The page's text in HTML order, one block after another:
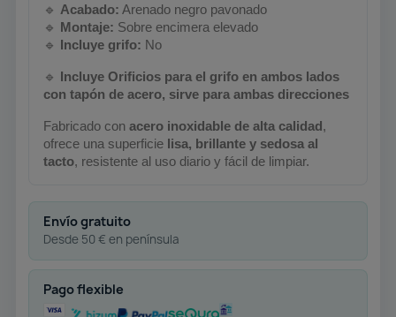
🔹 Acabado: Arenado negro pavonado
🔹 Montaje: Sobre encimera elevado
🔹 Incluye grifo: No
🔹 Incluye Orificios para el grifo en ambos lados
con tapón de acero, sirve para ambas direcciones
Fabricado con acero inoxidable de alta calidad,
ofrece una superficie lisa, brillante y sedosa al
tacto, resistente al uso diario y fácil de limpiar.
Envío gratuito
Desde 50 € en península
Pago flexible